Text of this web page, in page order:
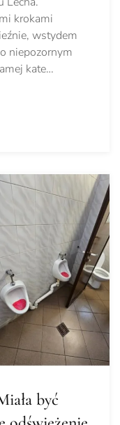
krokami
wstydem
niepozornym
kate…
być